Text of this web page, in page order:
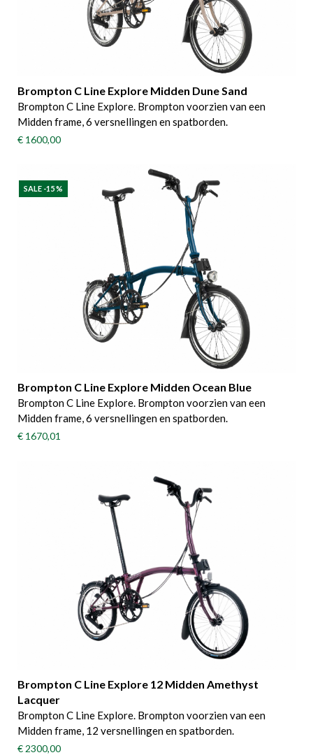
Brompton C Line Explore Midden Dune Sand
Brompton C Line Explore. Brompton voorzien van een
Midden frame, 6 versnellingen en spatborden.
€ 1600,00
SALE -15 %
Brompton C Line Explore Midden Ocean Blue
Brompton C Line Explore. Brompton voorzien van een
Midden frame, 6 versnellingen en spatborden.
€ 1670,01
Brompton C Line Explore 12 Midden Amethyst
Lacquer
Brompton C Line Explore. Brompton voorzien van een
Midden frame, 12 versnellingen en spatborden.
€ 2300,00